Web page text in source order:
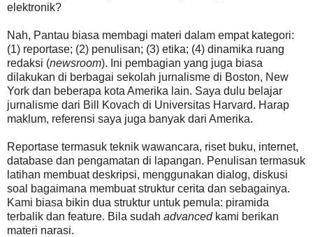
elektronik?
Nah, Pantau biasa membagi materi dalam empat kategori:
(1) reportase; (2) penulisan; (3) etika; (4) dinamika ruang
redaksi (newsroom). Ini pembagian yang juga biasa
dilakukan di berbagai sekolah jurnalisme di Boston, New
York dan beberapa kota Amerika lain. Saya dulu belajar
jurnalisme dari Bill Kovach di Universitas Harvard. Harap
maklum, referensi saya juga banyak dari Amerika.
Reportase termasuk teknik wawancara, riset buku, internet,
database dan pengamatan di lapangan. Penulisan termasuk
latihan membuat deskripsi, menggunakan dialog, diskusi
soal bagaimana membuat struktur cerita dan sebagainya.
Kami biasa bikin dua struktur untuk pemula: piramida
terbalik dan feature. Bila sudah advancedkami berikan
materi narasi.